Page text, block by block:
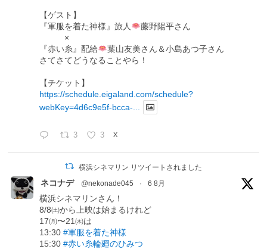
【ゲスト】
『軍服を着た神様』旅人
藤野陽平さん
×
『赤い糸』配給
葉山友美さん＆小島あつ子さん
さてさてどうなることやら！
【チケット】
https://schedule.eigaland.com/schedule?
webKey=4d6c9e5f-bcca-...
3 3 X
横浜シネマリン リツイートされました
ネコナデ @nekonade045 · 6 8月
横浜シネマリンさん！
8/8㈯から上映は始まるけれど
17㈪〜21㈭は
13:30#軍服を着た神様
15:30#赤い糸輪廻のひみつ